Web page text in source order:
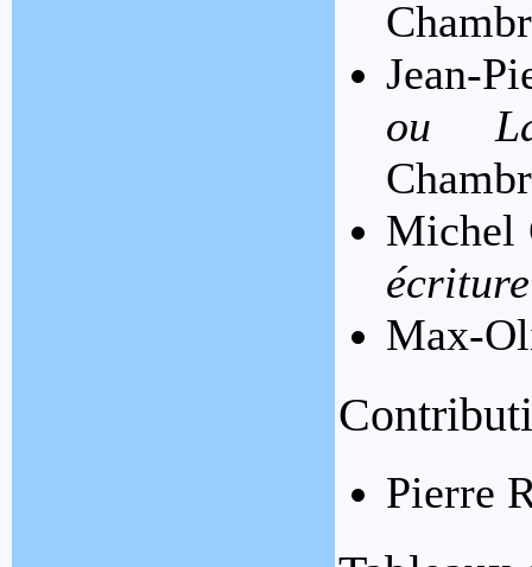
Jean-
ou
Michel
Max-
Pierre